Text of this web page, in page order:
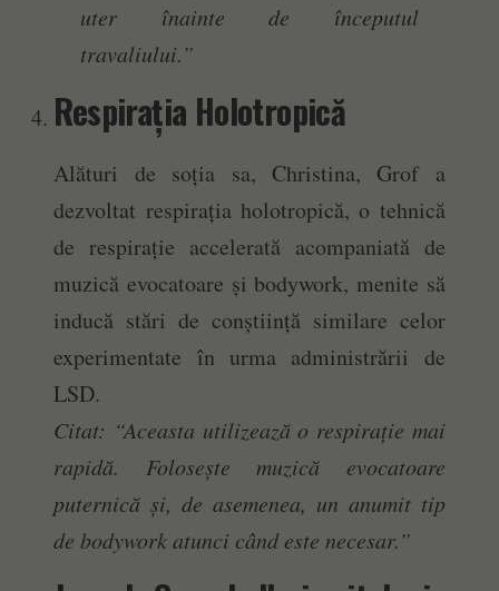
uter înainte de începutul
travaliului.”
Respirația Holotropică
Alături de soția sa, Christina, Grof a
dezvoltat respirația holotropică, o tehnică
de respirație accelerată acompaniată de
muzică evocatoare și bodywork, menite să
inducă stări de conștiință similare celor
experimentate în urma administrării de
LSD.
Citat: “Aceasta utilizează o respirație mai
rapidă. Folosește muzică evocatoare
puternică și, de asemenea, un anumit tip
de bodywork atunci când este necesar.”